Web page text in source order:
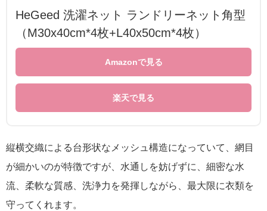
HeGeed 洗濯ネット ランドリーネット角型
（M30x40cm*4枚+L40x50cm*4枚）
Amazonで見る
楽天で見る
縦横交織による台形状なメッシュ構造になっていて、網目
が細かいのが特徴ですが、水通しを妨げずに、細密な水
流、柔軟な質感、洗浄力を発揮しながら、最大限に衣類を
守ってくれます。